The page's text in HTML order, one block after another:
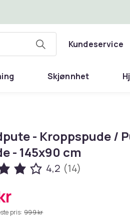
Kundeservice
Skjønnhet
- Kroppspude /
- 145x90 cm
4,2 (14)
pris: 999 kr